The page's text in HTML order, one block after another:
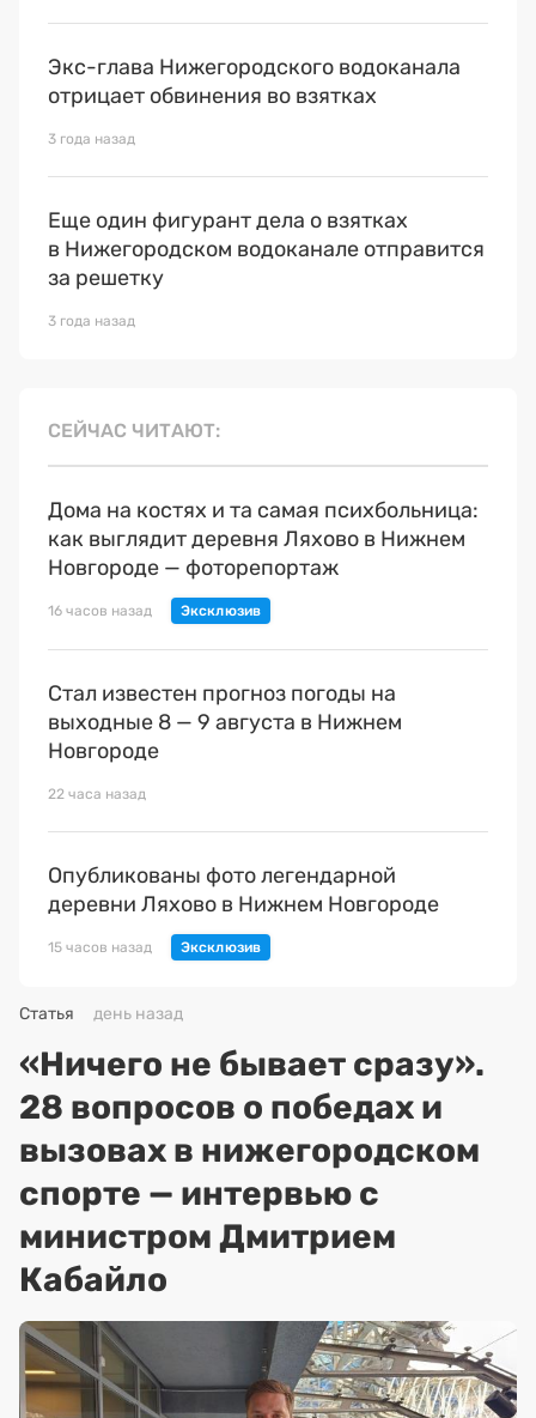
Экс-глава Нижегородского водоканала
отрицает обвинения во взятках
3 года назад
Еще один фигурант дела о взятках
в Нижегородском водоканале отправится
за решетку
3 года назад
СЕЙЧАС ЧИТАЮТ
Дома на костях и та самая психбольница:
как выглядит деревня Ляхово в Нижнем
Новгороде — фоторепортаж
16 часов назад
Стал известен прогноз погоды на
выходные 8 — 9 августа в Нижнем
Новгороде
22 часа назад
Опубликованы фото легендарной
деревни Ляхово в Нижнем Новгороде
15 часов назад
Статья день назад
«Ничего не бывает сразу».
28 вопросов о победах и
вызовах в нижегородском
спорте — интервью с
министром Дмитрием
Кабайло